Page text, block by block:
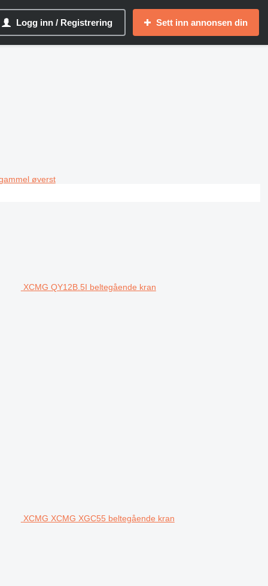
Logg inn / Registrering Sett inn annonsen din
øverst
XCMG QY12B.5I beltegående kran
XCMG XCMG XGC55 beltegående kran